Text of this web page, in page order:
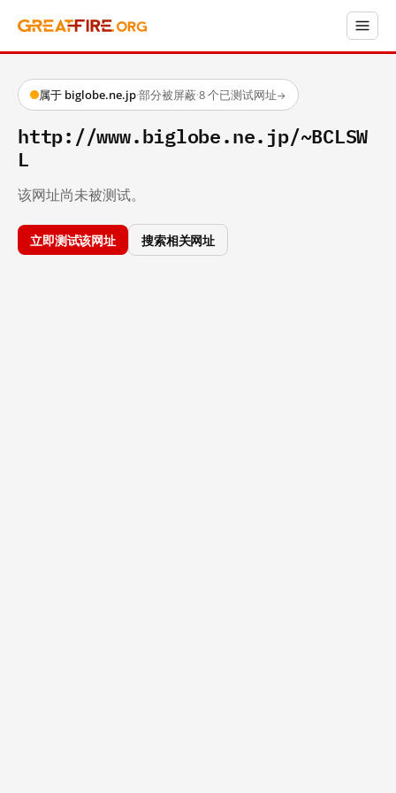
属于 biglobe.ne.jp·部分被屏蔽·8 个已测试网址→
http://www.biglobe.ne.jp/~BCLSW
L
该网址尚未被测试。
立即测试该网址 搜索相关网址